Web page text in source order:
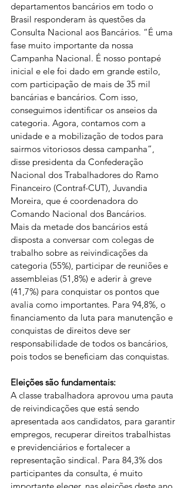
departamentos bancários em todo o
Brasil responderam às questões da
Consulta Nacional aos Bancários. “É uma
fase muito importante da nossa
Campanha Nacional. É nosso pontapé
inicial e ele foi dado em grande estilo,
com participação de mais de 35 mil
bancárias e bancários. Com isso,
conseguimos identificar os anseios da
categoria. Agora, contamos com a
unidade e a mobilização de todos para
sairmos vitoriosos dessa campanha”,
disse presidenta da Confederação
Nacional dos Trabalhadores do Ramo
Financeiro (Contraf-CUT), Juvandia
Moreira, que é coordenadora do
Comando Nacional dos Bancários.
Mais da metade dos bancários está
disposta a conversar com colegas de
trabalho sobre as reivindicações da
categoria (55%), participar de reuniões e
assembleias (51,8%) e aderir à greve
(41,7%) para conquistar os pontos que
avalia como importantes. Para 94,8%, o
financiamento da luta para manutenção e
conquistas de direitos deve ser
responsabilidade de todos os bancários,
pois todos se beneficiam das conquistas.
Eleições são fundamentais:
A classe trabalhadora aprovou uma pauta
de reivindicações que está sendo
apresentada aos candidatos, para garantir
empregos, recuperar direitos trabalhistas
e previdenciários e fortalecer a
representação sindical. Para 84,3% dos
participantes da consulta, é muito